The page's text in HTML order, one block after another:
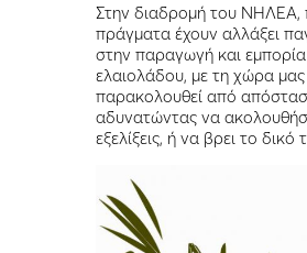
Στην διαδρομή του ΝΗΛΕΑ,
πράγματα έχουν αλλάξει
στην παραγωγή και
ελαιολάδου, με τη χώρα
παρακολουθεί από
αδυνατώντας να
εξελίξεις, ή να βρει το δικό